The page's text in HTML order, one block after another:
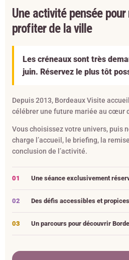
Une activité pensée
profiter de la ville
Les créneaux sont très
juin. Réservez le plus tôt
Depuis 2013, Bordeaux Visite
célébrer une future mariée au cœur
Vous choisissez votre univers, puis
charge l’accueil, le briefing, la
conclusion de l’activité.
01 Une séance exclusivement
02 Des défis accessibles et
03 Un parcours pour découvrir